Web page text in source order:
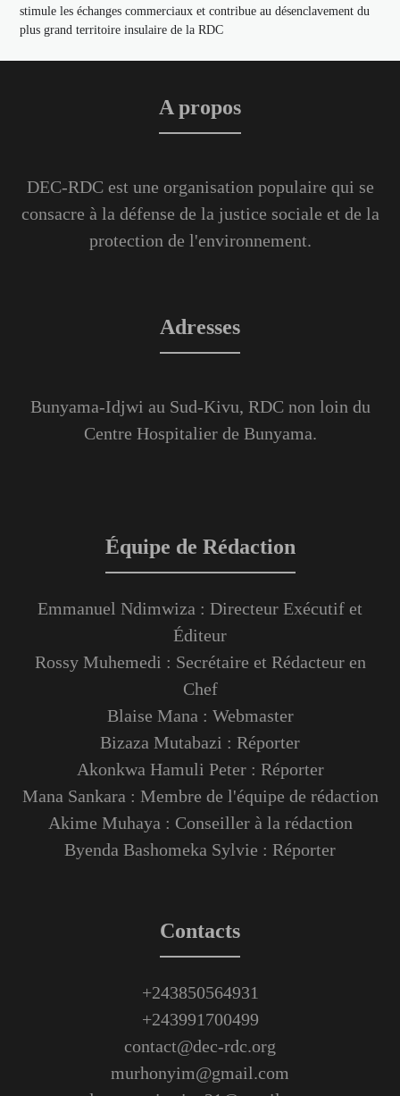
stimule les échanges commerciaux et contribue au désenclavement du
plus grand territoire insulaire de la RDC
A propos
DEC-RDC est une organisation populaire qui se
consacre à la défense de la justice sociale et de la
protection de l'environnement.
Adresses
Bunyama-Idjwi au Sud-Kivu, RDC non loin du
Centre Hospitalier de Bunyama.
Équipe de Rédaction
Emmanuel Ndimwiza : Directeur Exécutif et
Éditeur
Rossy Muhemedi : Secrétaire et Rédacteur en
Chef
Blaise Mana : Webmaster
Bizaza Mutabazi : Réporter
Akonkwa Hamuli Peter : Réporter
Mana Sankara : Membre de l'équipe de rédaction
Akime Muhaya : Conseiller à la rédaction
Byenda Bashomeka Sylvie : Réporter
Contacts
+243850564931
+243991700499
contact@dec-rdc.org
murhonyim@gmail.com